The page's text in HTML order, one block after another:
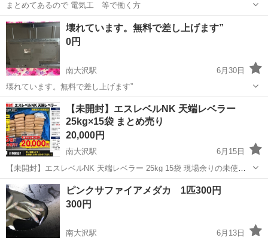
まとめてあるので 電気工 等で働く方
東京 八王子市 南大沢駅 その他 電柱
壊れています。無料で差し上げます”
0円
南大沢駅
6月30日
壊れています。無料で差し上げます”
東京 八王子市 南大沢駅
【未開封】エスレベルNK 天端レベラー
25kg×15袋 まとめ売り
20,000円
南大沢駅
6月15日
【未開封】エスレベルNK 天端レベラー 25kg 15袋 現場余りの未使用
品になります。 屋根下＋ブルーシート養生で保管していました。 基礎
工事、外構、左官などにどうぞ。 15袋まとめ売り 価格：22,000円 状
態...
東京 八王子市 南大沢駅 その他
ピンクサファイアメダカ 1匹300円
300円
南大沢駅
6月13日